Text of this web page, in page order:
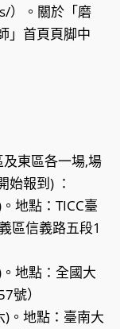
）。關於「磨
」首頁頁脚中
東區各一場,場
報到) ：
地點：TICC臺
區信義路五段1
地點：全國大
號）
。地點：臺南大